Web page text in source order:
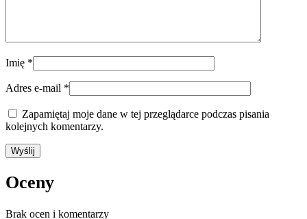
Imię *
Adres e-mail *
Zapamiętaj moje dane w tej przeglądarce podczas pisania
kolejnych komentarzy.
Oceny
Brak ocen i komentarzy